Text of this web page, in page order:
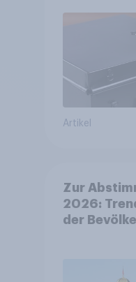
Artikel
Zur
2026:
der